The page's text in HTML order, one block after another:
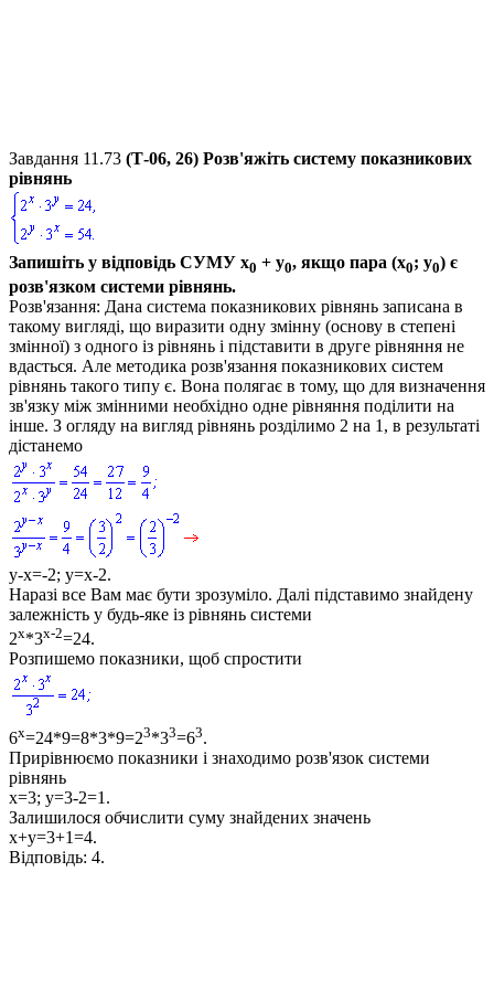
Завдання 11.73 (Т-06, 26) Розв'яжіть систему показникових
рівнянь
Запишіть у відповідь СУМУ х0 + у0, якщо пара (х0; у0) є
розв'язком системи рівнянь.
Розв'язання: Дана система показникових рівнянь записана в
такому вигляді, що виразити одну змінну (основу в степені
змінної) з одного із рівнянь і підставити в друге рівняння не
вдасться. Але методика розв'язання показникових систем
рівнянь такого типу є. Вона полягає в тому, що для визначення
зв'язку між змінними необхідно одне рівняння поділити на
інше. З огляду на вигляд рівнянь розділимо 2 на 1, в результаті
дістанемо
y-x=-2; y=x-2.
Наразі все Вам має бути зрозуміло. Далі підставимо знайдену
залежність у будь-яке із рівнянь системи
2x*3x-2=24.
Розпишемо показники, щоб спростити
6x=24*9=8*3*9=23*33=63.
Прирівнюємо показники і знаходимо розв'язок системи
рівнянь
x=3; y=3-2=1.
Залишилося обчислити суму знайдених значень
x+y=3+1=4.
Відповідь: 4.